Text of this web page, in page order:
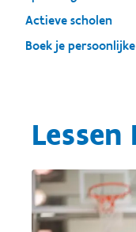
Actieve scholen
Boek je
Lessen